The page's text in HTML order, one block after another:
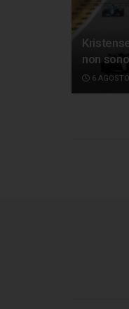
non
6